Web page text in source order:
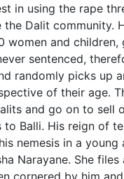
in using the rape
the Dalit community.
women and children,
sentenced,
randomly picks up
of their age.
and go on to sell
to Balli. His reign of
nemesis in a young
Narayane. She files
cornered by him